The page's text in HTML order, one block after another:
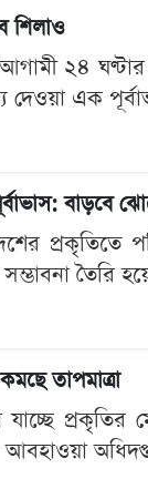
শিলাও
২৪
এক
বাড়বে
প্রকৃতিতে
তৈরি
তাপমাত্রা
প্রকৃতির
আবহাওয়া